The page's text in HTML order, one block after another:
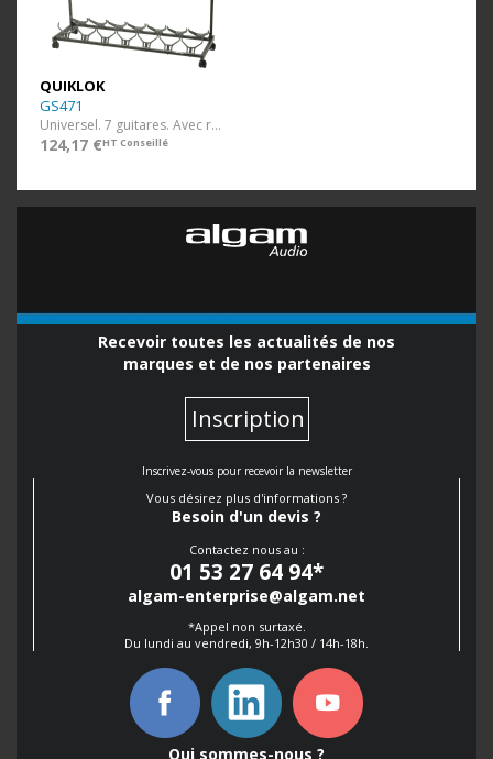
QUIKLOK
GS471
Universel. 7 guitares. Avec roulettes.
124,17 €HT Conseillé
Recevoir toutes les actualités de nos
marques et de nos partenaires
Inscription
Inscrivez-vous pour recevoir la newsletter
Vous désirez plus d'informations ?
Besoin d'un devis ?
Contactez nous au :
01 53 27 64 94*
algam-enterprise@algam.net
*Appel non surtaxé.
Du lundi au vendredi, 9h-12h30 / 14h-18h.
Qui sommes-nous ?